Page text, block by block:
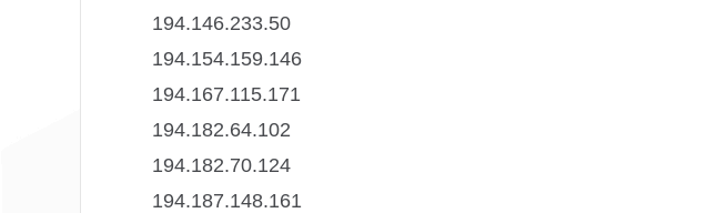
194.146.233.50
194.154.159.146
194.167.115.171
194.182.64.102
194.182.70.124
194.187.148.161